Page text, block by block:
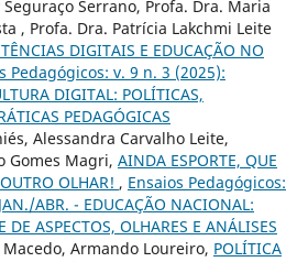
Serrano, Profa. Dra. Maria
, Profa. Dra. Patrícia Lakchmi Leite
DIGITAIS E EDUCAÇÃO NO
Pedagógicos: v. 9 n. 3 (2025):
DIGITAL: POLÍTICAS,
PEDAGÓGICAS
Alessandra Carvalho Leite,
Gomes Magri, AINDA ESPORTE, QUE
OLHAR! , Ensaios Pedagógicos:
ABR. - EDUCAÇÃO NACIONAL:
DE ASPECTOS, OLHARES E ANÁLISES
Macedo, Armando Loureiro, POLÍTICA